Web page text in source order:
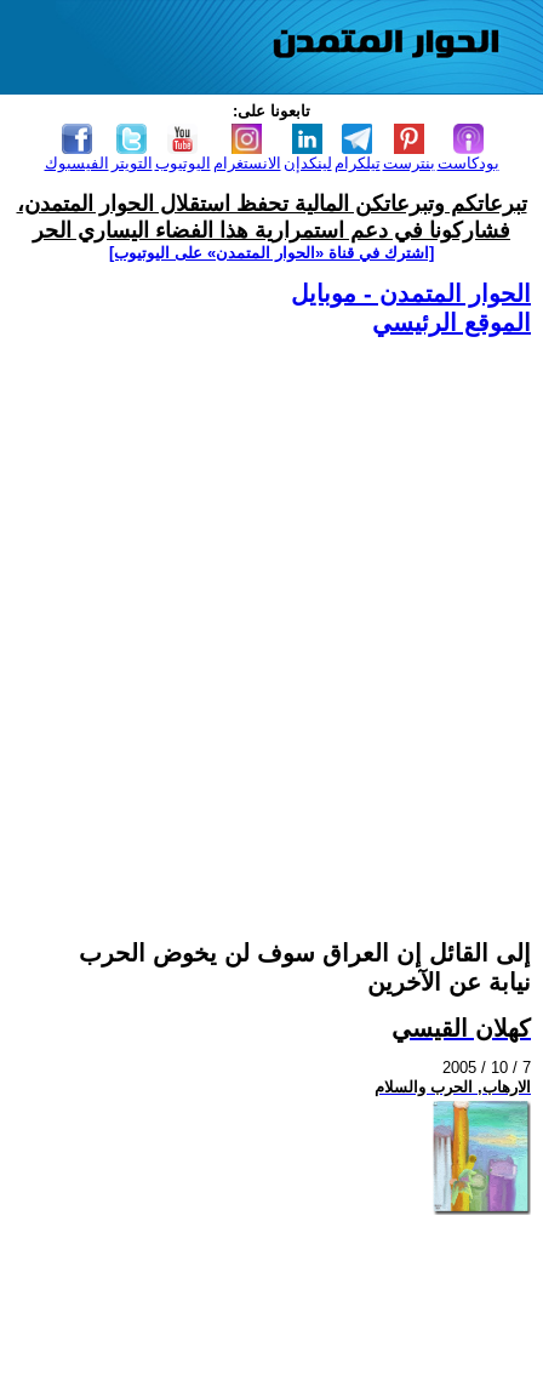
تابعونا على:
الفيسبوك التويتر اليوتيوب الانستغرام لينكدإن تيلكرامبنترست بودكاست
تبرعاتكم وتبرعاتكن المالية تحفظ استقلال الحوار المتمدن،
فشاركونا في دعم استمرارية هذا الفضاء اليساري الحر
[اشترك في قناة ‫«الحوار المتمدن» على اليوتيوب]
الحوار المتمدن - موبايل
الموقع الرئيسي
إلى القائل إن العراق سوف لن يخوض الحرب
نيابة عن الآخرين
كهلان القيسي
2005 / 10 / 7
الارهاب, الحرب والسلام